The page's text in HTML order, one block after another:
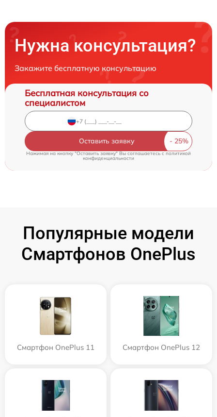
Нужна консультация?
Закажите бесплатную консультацию
Бесплатная консультация со
специалистом
Оставить заявку
Нажимая на кнопку "Оставить заявку" Вы соглашаетесь c политикой
конфиденциальности
Популярные модели
Смартфонов OnePlus
Смартфон OnePlus 11 Смартфон OnePlus 12